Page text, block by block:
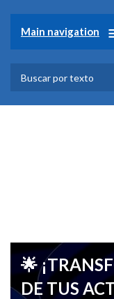
contenido
principal
Main navigation
🌟
DE TUS